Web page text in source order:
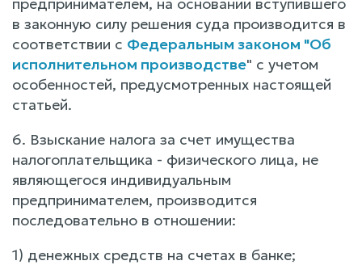
в законную силу решения суда производится в
соответствии с Федеральным законом "Об
исполнительном производстве" с учетом
особенностей, предусмотренных настоящей
статьей.
6. Взыскание налога за счет имущества
налогоплательщика - физического лица, не
являющегося индивидуальным
предпринимателем, производится
последовательно в отношении:
1) денежных средств на счетах в банке;